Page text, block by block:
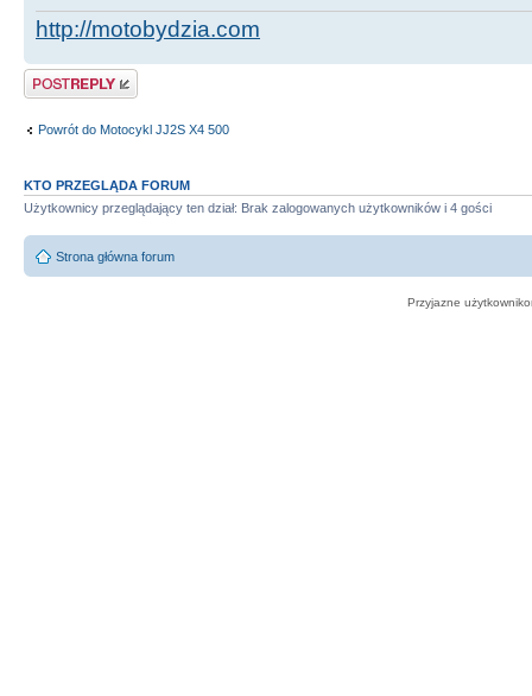
http://motobydzia.com
Odpowiedz
Powrót do Motocykl JJ2S X4 500
KTO PRZEGLĄDA FORUM
Użytkownicy przeglądający ten dział: Brak zalogowanych użytkowników i 4 gości
Strona główna forum
Przyjazne